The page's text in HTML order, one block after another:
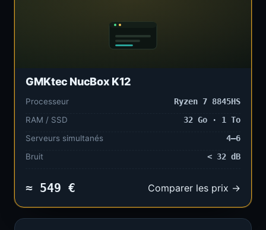
GMKtec NucBox K12
Processeur
Ryzen 7 8845HS
RAM / SSD
32 Go · 1 To
Serveurs simultanés
4–6
Bruit
< 32 dB
≈ 549 € Comparer les prix →